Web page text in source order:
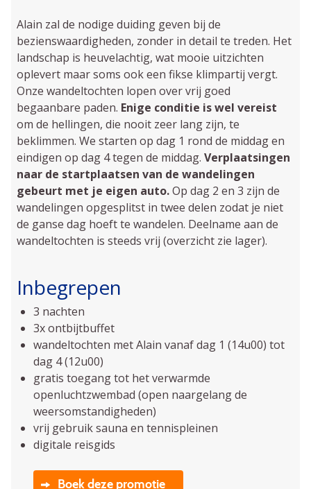
Alain zal de nodige duiding geven bij de
bezienswaardigheden, zonder in detail te treden. Het
landschap is heuvelachtig, wat mooie uitzichten
oplevert maar soms ook een fikse klimpartij vergt.
Onze wandeltochten lopen over vrij goed
begaanbare paden. Enige conditie is wel vereist
om de hellingen, die nooit zeer lang zijn, te
beklimmen. We starten op dag 1 rond de middag en
eindigen op dag 4 tegen de middag. Verplaatsingen
naar de startplaatsen van de wandelingen
gebeurt met je eigen auto.Op dag 2 en 3 zijn de
wandelingen opgesplitst in twee delen zodat je niet
de ganse dag hoeft te wandelen. Deelname aan de
wandeltochten is steeds vrij (overzicht zie lager).
Inbegrepen
3 nachten
3x ontbijtbuffet
wandeltochten met Alain vanaf dag 1 (14u00) tot
dag 4 (12u00)
gratis toegang tot het verwarmde
openluchtzwembad (open naargelang de
weersomstandigheden)
vrij gebruik sauna en tennispleinen
digitale reisgids
Boek deze promotie